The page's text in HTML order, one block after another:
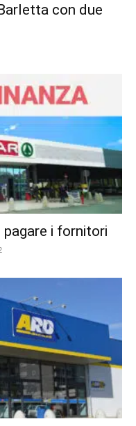
con due
pagare i fornitori